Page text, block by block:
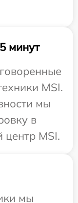
минут
MSI.
мы
в
центр MSI.
мы